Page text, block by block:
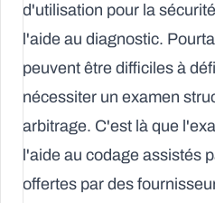
d'utilisation pour la
l'aide au diagnostic.
peuvent être difficiles à
nécessiter un examen
arbitrage. C'est là que
l'aide au codage assistés
offertes par des